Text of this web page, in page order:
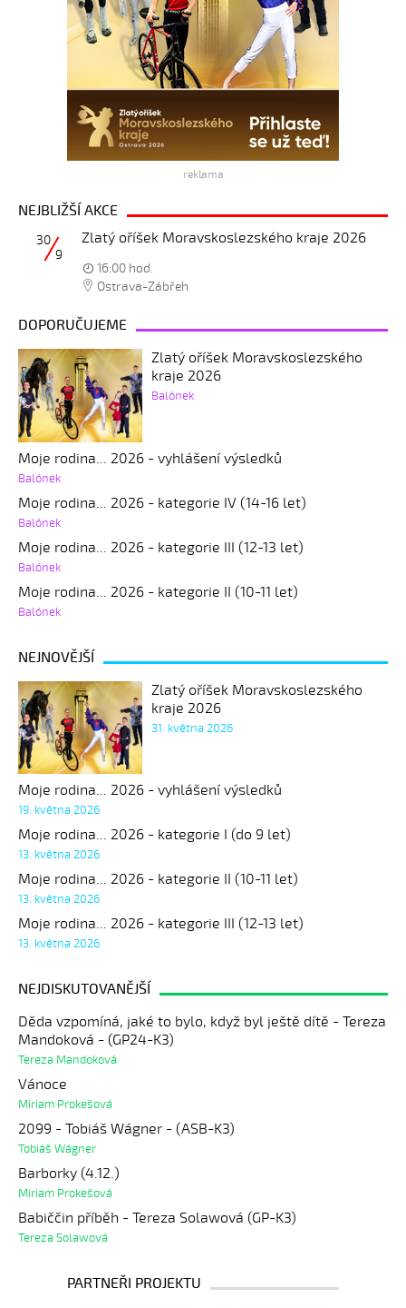
reklama
NEJBLIŽŠÍ AKCE
Zlatý oříšek Moravskoslezského kraje 2026
30
9
16:00 hod.
Ostrava-Zábřeh
DOPORUČUJEME
Zlatý oříšek Moravskoslezského
kraje 2026
Balónek
Moje rodina... 2026 - vyhlášení výsledků
Balónek
Moje rodina... 2026 - kategorie IV (14-16 let)
Balónek
Moje rodina... 2026 - kategorie III (12-13 let)
Balónek
Moje rodina... 2026 - kategorie II (10-11 let)
Balónek
NEJNOVĚJŠÍ
Zlatý oříšek Moravskoslezského
kraje 2026
31. května 2026
Moje rodina... 2026 - vyhlášení výsledků
19. května 2026
Moje rodina... 2026 - kategorie I (do 9 let)
13. května 2026
Moje rodina... 2026 - kategorie II (10-11 let)
13. května 2026
Moje rodina... 2026 - kategorie III (12-13 let)
13. května 2026
NEJDISKUTOVANĚJŠÍ
Děda vzpomíná, jaké to bylo, když byl ještě dítě - Tereza
Mandoková - (GP24-K3)
Tereza Mandoková
Vánoce
Miriam Prokešová
2099 - Tobiáš Wágner - (ASB-K3)
Tobiáš Wágner
Barborky (4.12.)
Miriam Prokešová
Babiččin příběh - Tereza Solawová (GP-K3)
Tereza Solawová
PARTNEŘI PROJEKTU